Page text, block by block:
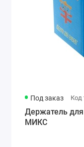
Под заказ Код
Держатель
МИКС